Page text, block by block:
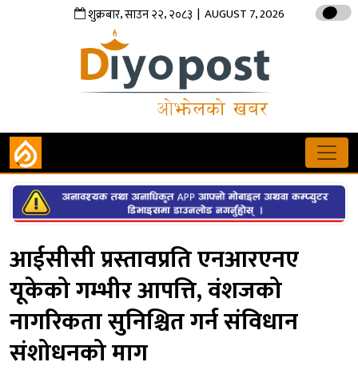
शुक्रबार,साउन२२,२०८३ | AUGUST 7, 2026
आईसीसी प्रस्तावप्रति एनआरएनए
यूकेको गम्भीर आपत्ति, वंशजको
नागरिकता सुनिश्चित गर्न संविधान
संशोधनको माग